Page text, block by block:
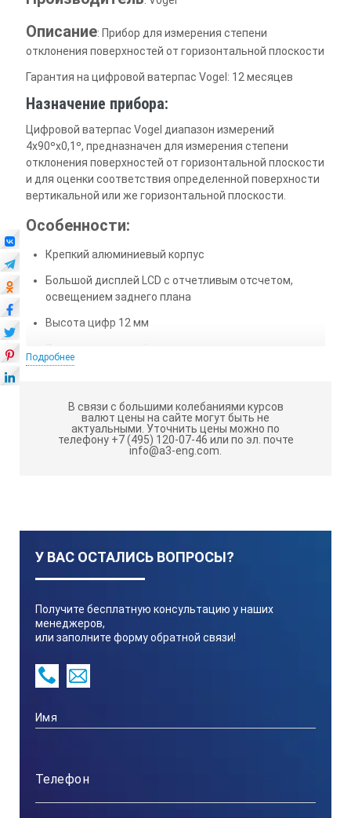
Описание: Прибор для измерения степени
отклонения поверхностей от горизонтальной плоскости
Гарантия на цифровой ватерпас Vogel: 12 месяцев
Назначение прибора:
Цифровой ватерпас Vogel диапазон измерений
4х90ºх0,1º, предназначен для измерения степени
отклонения поверхностей от горизонтальной плоскости
и для оценки соответствия определенной поверхности
вертикальной или же горизонтальной плоскости.
Особенности:
Крепкий алюминиевый корпус
Большой дисплей LCD с отчетливым отсчетом,
освещением заднего плана
Высота цифр 12 мм
относительными измерениями
самокалибровки
Кнопка Вкл/Выкл, удержание значения (HOLD) С
вертикальным и горизонтальным уровнями
Технические характеристики:
Точность
Подробнее
В связи с большими колебаниями курсов
валют цены на сайте могут быть не
актуальными. Уточнить цены можно по
телефону +7 (495) 120-07-46 или по эл. почте
info@a3-eng.com.
У ВАС ОСТАЛИСЬ ВОПРОСЫ?
Получите бесплатную консультацию у наших
менеджеров,
или заполните форму обратной связи!